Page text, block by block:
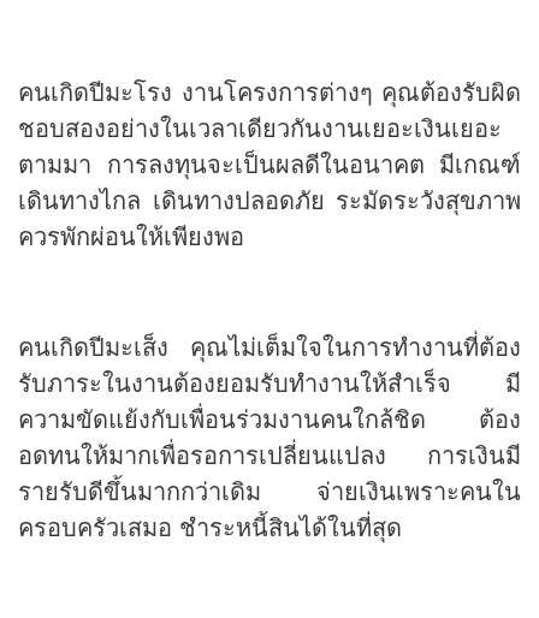
คนเกิดปีมะโรง งานโครงการต่างๆ คุณต้องรับผิด
ชอบสองอย่างในเวลาเดียวกันงานเยอะเงินเยอะ
ตามมา การลงทุนจะเป็นผลดีในอนาคต มีเกณฑ์
เดินทางไกล เดินทางปลอดภัย ระมัดระวังสุขภาพ
ควรพักผ่อนให้เพียงพอ
คนเกิดปีมะเส็ง คุณไม่เต็มใจในการทำงานที่ต้อง
รับภาระในงานต้องยอมรับทำงานให้สำเร็จ มี
ความขัดแย้งกับเพื่อนร่วมงานคนใกล้ชิด ต้อง
อดทนให้มากเพื่อรอการเปลี่ยนแปลง การเงินมี
รายรับดีขึ้นมากกว่าเดิม จ่ายเงินเพราะคนใน
ครอบครัวเสมอ ชำระหนี้สินได้ในที่สุด